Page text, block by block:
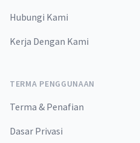
Hubungi Kami
Kerja Dengan Kami
TERMA PENGGUNAAN
Terma & Penafian
Dasar Privasi